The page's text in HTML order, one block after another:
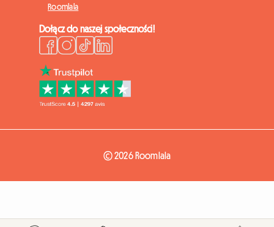
Roomlala
Dołącz do naszej społeczności!
© 2026 Roomlala